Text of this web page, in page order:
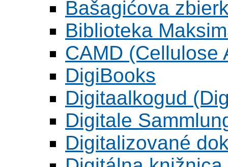
Bašagićova
Biblioteka
CAMD (Cellulose
DigiBooks
Digitaalkogud
Digitale
Digitalizované